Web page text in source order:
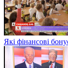
Які фінансові